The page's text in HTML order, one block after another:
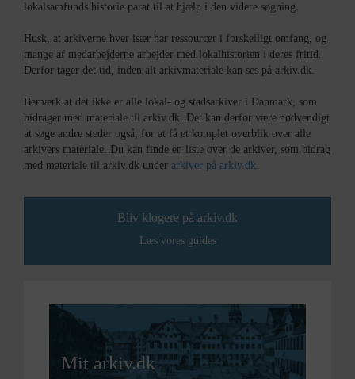
lokalsamfunds historie parat til at hjælp i den videre søgning.
Husk, at arkiverne hver især har ressourcer i forskelligt omfang, og
mange af medarbejderne arbejder med lokalhistorien i deres fritid.
Derfor tager det tid, inden alt arkivmateriale kan ses på arkiv.dk.
Bemærk at det ikke er alle lokal- og stadsarkiver i Danmark, som
bidrager med materiale til arkiv.dk. Det kan derfor være nødvendigt
at søge andre steder også, for at få et komplet overblik over alle
arkivers materiale. Du kan finde en liste over de arkiver, som bidrag
med materiale til arkiv.dk under arkiver på arkiv.dk.
Bliv klogere på arkiv.dk
Læs vores guides
Mit arkiv.dk